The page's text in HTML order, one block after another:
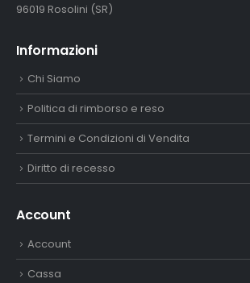
96019 Rosolini (SR)
Informazioni
Chi Siamo
Politica di rimborso e reso
Termini e Condizioni di Vendita
Diritto di recesso
Account
Account
Cassa